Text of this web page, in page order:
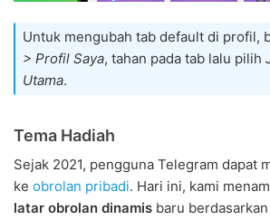
Untuk mengubah tab default di profil,
> Profil Saya, tahan pada tab lalu pilih
Utama.
Tema Hadiah
Sejak 2021, pengguna Telegram dapat
ke obrolan pribadi. Hari ini, kami
latar obrolan dinamis baru